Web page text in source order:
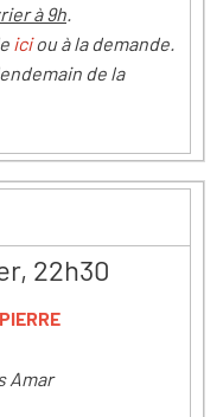
à 9h
iciou à la demande.
de la
22h30
Amar